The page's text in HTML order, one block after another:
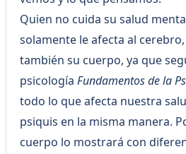
Quien no cuida su salud
solamente le afecta al
también su cuerpo, ya que
psicologíaFundamentos de la
todo lo que afecta nuestra
psiquis en la misma manera.
cuerpo lo mostrará con